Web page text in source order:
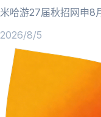
米哈游27届秋招网申8
2026/8/5